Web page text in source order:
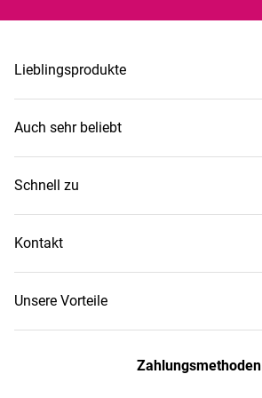
Lieblingsprodukte
Auch sehr beliebt
Schnell zu
Kontakt
Unsere Vorteile
Zahlungsmethoden